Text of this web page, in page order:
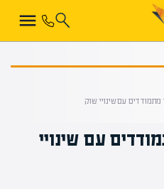
מתמודדים עם שינויי שוק
עם שינויי